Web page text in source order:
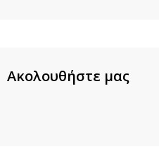
Ακολουθήστε μας